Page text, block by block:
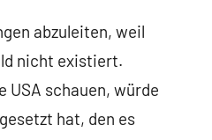
abzuleiten, weil
nicht existiert.
USA schauen, würde
hat, den es